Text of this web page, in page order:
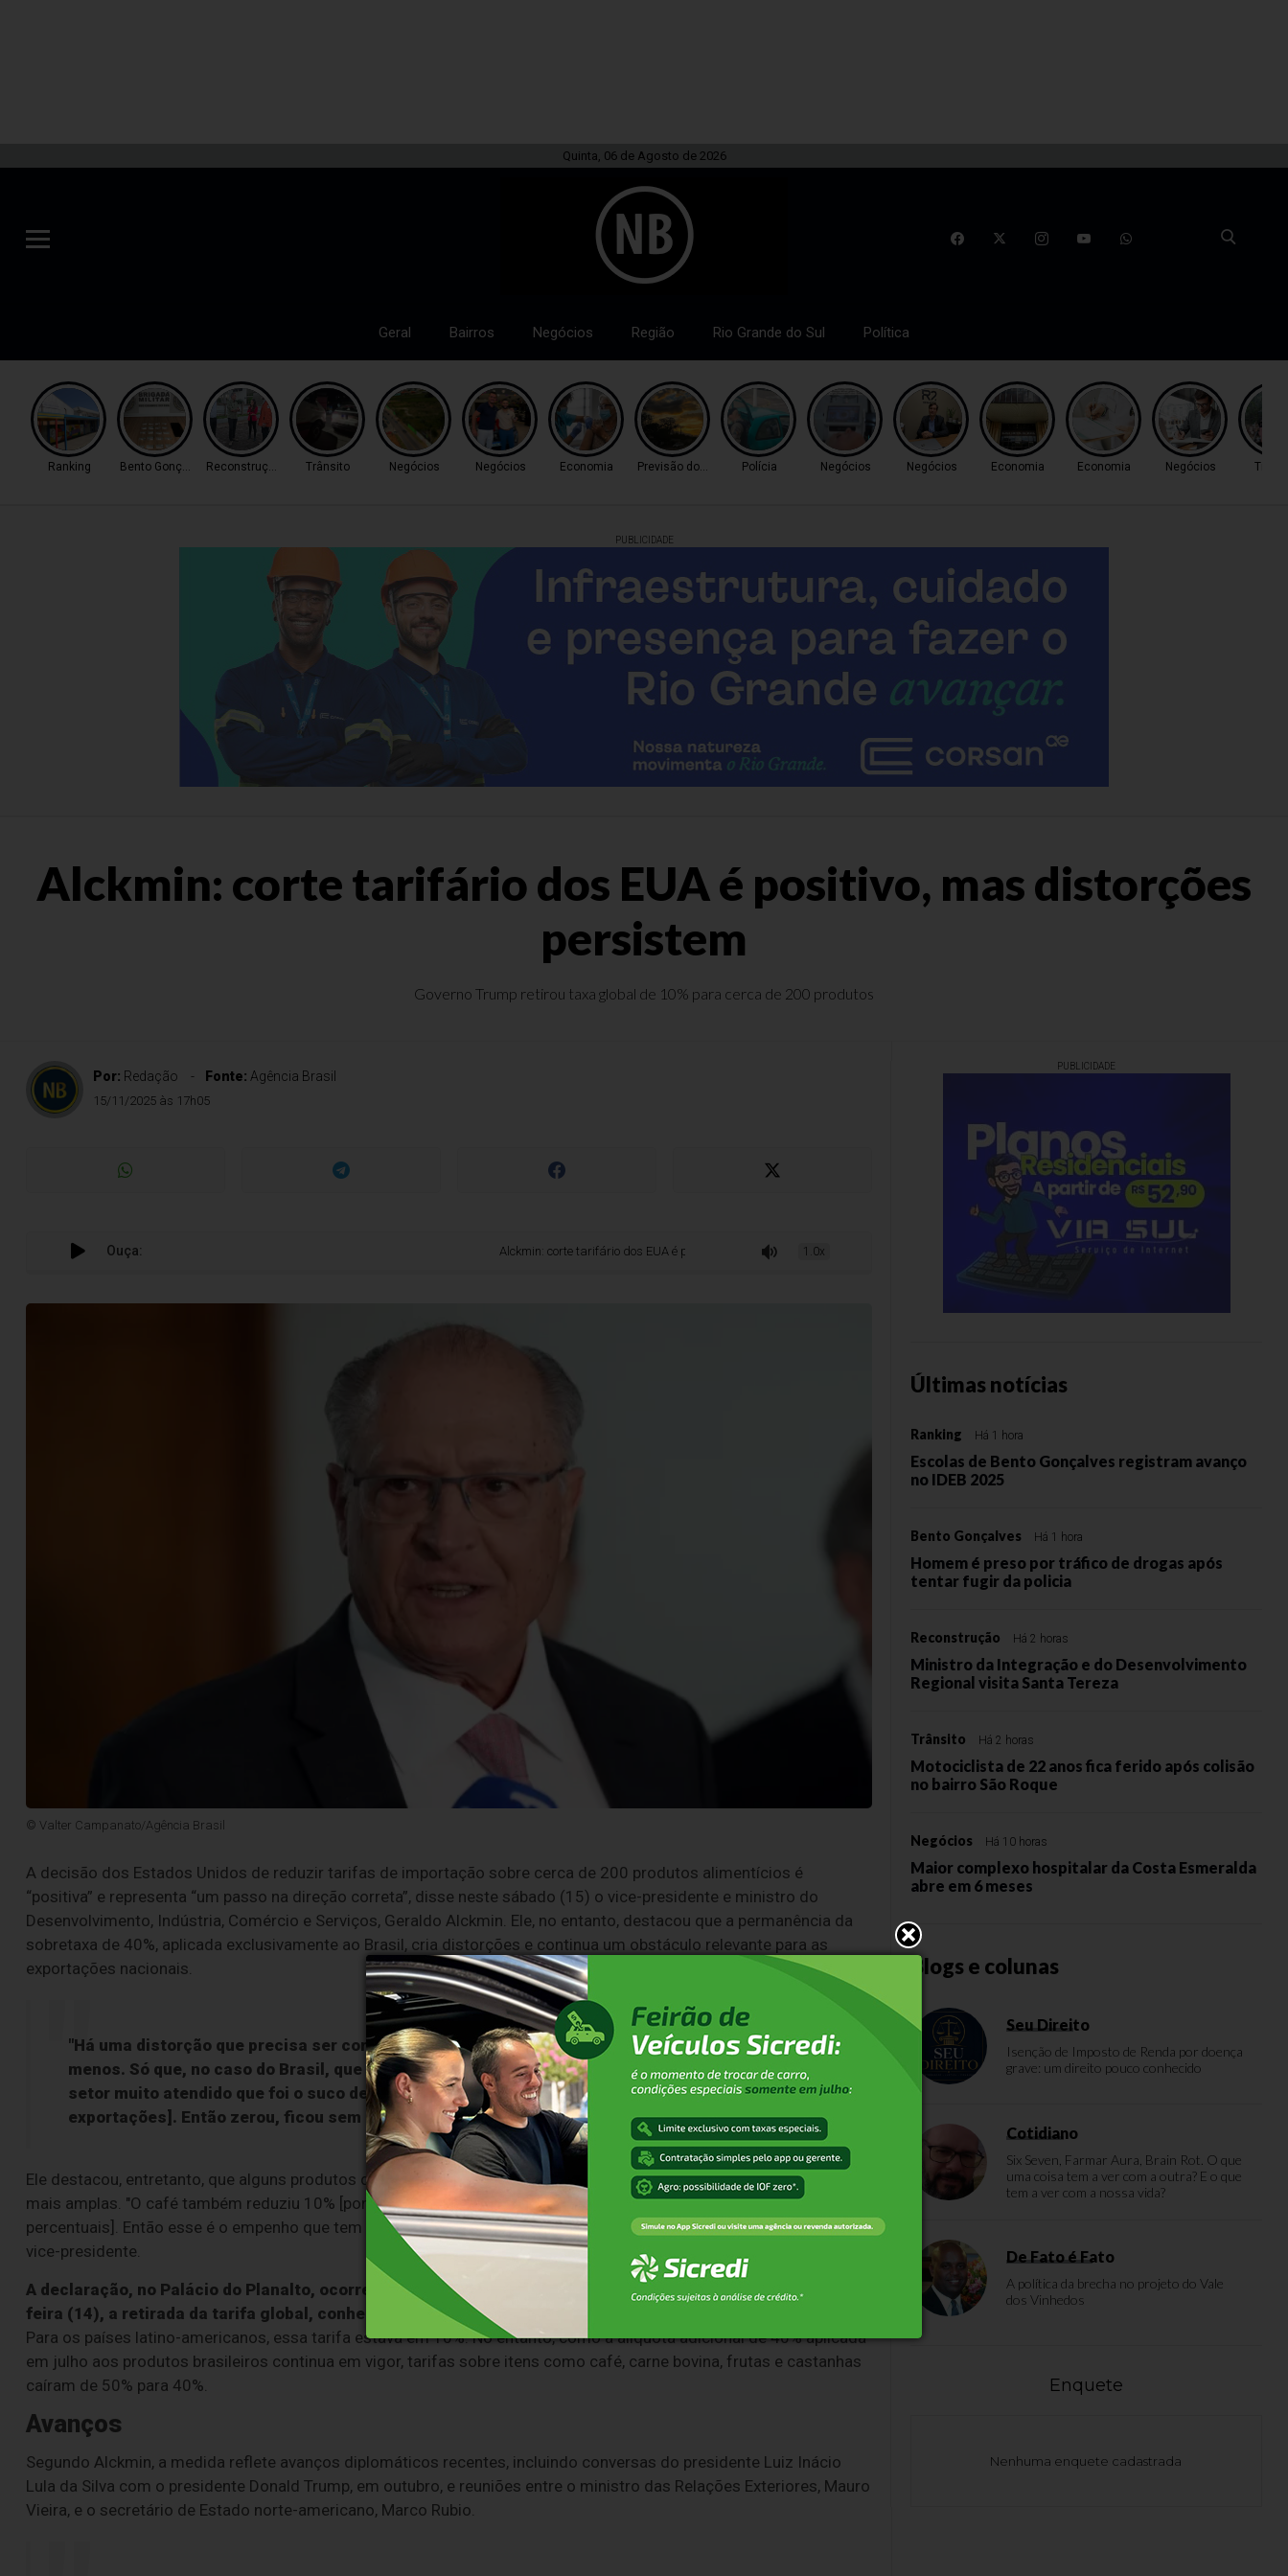
Quinta, 06 de Agosto de 2026
Geral Bairros Negócios Região Rio Grande do Sul Política
Ranking Bento GonçalvesReconstrução Trânsito Negócios Negócios Economia Previsão do Tempo Polícia Negócios Negócios Economia Economia Negócios
PUBLICIDADE
Alckmin: corte tarifário dos EUA é positivo, mas distorções
persistem
Governo Trump retirou taxa global de 10% para cerca de 200 produtos
Por: Redação Fonte: Agência Brasil
15/11/2025 às 17h05
Ouça: Alckmin: corte tarifário dos EUA é positivo, mas distorções persistem
1.0x
© Valter Campanato/Agência Brasil
A decisão dos Estados Unidos de reduzir tarifas de importação sobre cerca de 200 produtos alimentícios é
“positiva” e representa “um passo na direção correta”, disse neste sábado (15) o vice-presidente e ministro do
Desenvolvimento, Indústria, Comércio e Serviços, Geraldo Alckmin. Ele, no entanto, destacou que a permanência da
sobretaxa de 40%, aplicada exclusivamente ao Brasil, cria distorções e continua um obstáculo relevante para as
exportações nacionais.
"Há uma distorção que precisa ser corrigida. Todo mundo teve 10% [pontos percentuais] a
menos. Só que, no caso do Brasil, que tinha 50%, ficou com 40%, que é muito alto. Você teve um
setor muito atendido que foi o suco de laranja. Era 10% e zerou. Isso é US$ 1,2 bilhão [a mais nas
exportações]. Então zerou, ficou sem nenhum imposto", declarou Alckmin.
Ele destacou, entretanto, que alguns produtos de países concorrentes, como o café do Vietnã, obtiveram reduções
mais amplas. "O café também reduziu 10% [pontos percentuais], mas tem concorrente que reduziu 20% [pontos
percentuais]. Então esse é o empenho que tem que ser feito agora para melhorar a competitividade", acrescentou o
vice-presidente.
A declaração, no Palácio do Planalto, ocorreu após o governo norte-americano anunciar, na noite de sexta-
feira (14), a retirada da tarifa global, conhecida como “taxa de reciprocidade”, criada em abril deste ano.
Para os países latino-americanos, essa tarifa estava em 10%. No entanto, como a alíquota adicional de 40% aplicada
em julho aos produtos brasileiros continua em vigor, tarifas sobre itens como café, carne bovina, frutas e castanhas
caíram de 50% para 40%.
Avanços
Segundo Alckmin, a medida reflete avanços diplomáticos recentes, incluindo conversas do presidente Luiz Inácio
Lula da Silva com o presidente Donald Trump, em outubro, e reuniões entre o ministro das Relações Exteriores, Mauro
Vieira, e o secretário de Estado norte-americano, Marco Rubio.
PUBLICIDADE
Últimas notícias
Ranking Há 1 hora
Escolas de Bento Gonçalves registram avanço
no IDEB 2025
Bento Gonçalves Há 1 hora
Homem é preso por tráfico de drogas após
tentar fugir da policia
Reconstrução Há 2 horas
Ministro da Integração e do Desenvolvimento
Regional visita Santa Tereza
Trânsito Há 2 horas
Motociclista de 22 anos fica ferido após colisão
no bairro São Roque
Negócios Há 10 horas
Maior complexo hospitalar da Costa Esmeralda
abre em 6 meses
Blogs e colunas
Seu Direito
Isenção de Imposto de Renda por doença
grave: um direito pouco conhecido
Cotidiano
Six Seven, Farmar Aura, Brain Rot. O que
uma coisa tem a ver com a outra? E o que
tem a ver com a nossa vida?
De Fato é Fato
A política da brecha no projeto do Vale
dos Vinhedos
Enquete
Nenhuma enquete cadastrada